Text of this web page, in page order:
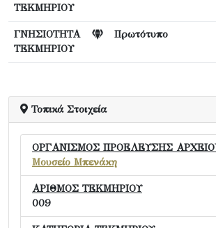
ΤΕΚΜΗΡΙΟΥ
ΓΝΗΣΙΟΤΗΤΑ
ΤΕΚΜΗΡΙΟΥ
Πρωτότυπο
Τοπικά Στοιχεία
ΟΡΓΑΝΙΣΜΟΣ ΠΡΟΕΛΕΥΣΗΣ
Μουσείο Μπενάκη
ΑΡΙΘΜΟΣ ΤΕΚΜΗΡΙΟΥ
009